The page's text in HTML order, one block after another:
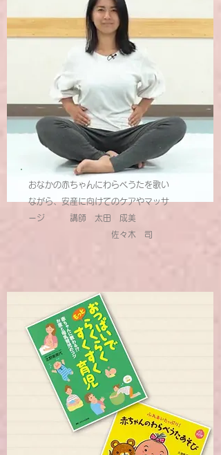
おなかの赤ちゃんにわらべうたを歌い
ながら、安産に向けてのケアやマッサ
ージ 講師 太田 成美
佐々木 司